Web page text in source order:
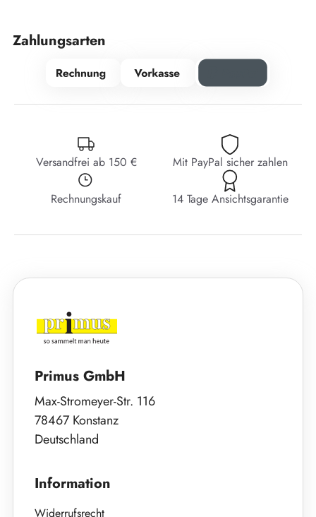
Zahlungsarten
Versandfrei ab 150 € Mit PayPal sicher zahlen
Rechnungskauf 14 Tage Ansichtsgarantie
Primus GmbH
Max-Stromeyer-Str. 116
78467 Konstanz
Deutschland
Information
Widerrufsrecht